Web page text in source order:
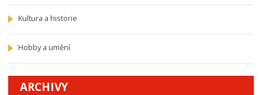
Kultura a historie
Hobby a umění
ARCHIVY